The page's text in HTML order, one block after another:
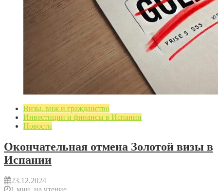
Визы, внж и гражданство
Инвестиции и финансы в Испании
Новости
Окончательная отмена Золотой визы в
Испании
23.12.2024
1 мин. на чтение